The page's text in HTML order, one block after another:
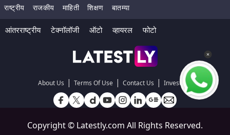
राष्ट्रीय राजकीय माहिती शिक्षण बातम्या
आंतरराष्ट्रीय टेक्नॉलॉजी ऑटो व्हायरल फोटो
About Us | Terms Of Use | Contact Us | Investors
Copyright © Latestly.com All Rights Reserved.